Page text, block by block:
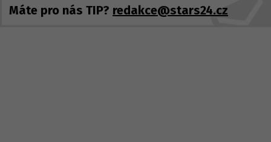
Máte pro nás TIP? redakce@stars24.cz